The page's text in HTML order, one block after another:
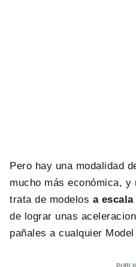
Pero hay una modalidad
mucho más económica, y
trata de modelos a
de lograr unas
pañales a cualquier Model